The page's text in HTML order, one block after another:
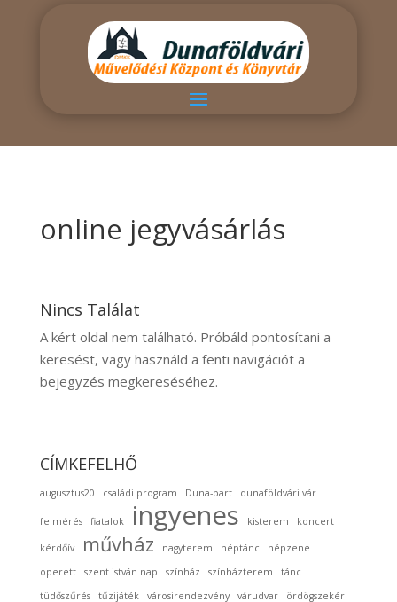
online jegyvásárlás
Nincs Találat
A kért oldal nem található. Próbáld pontosítani a
keresést, vagy használd a fenti navigációt a
bejegyzés megkereséséhez.
CÍMKEFELHŐ
augusztus20 családi program Duna-part dunaföldvári vár
felmérés fiatalok ingyenes kisterem koncert
kérdőív művház nagyterem néptánc
népzene
operett
szent istván nap színház színházterem
tánc
tüdőszűrés
tűzijáték városirendezvény várudvar ördögszekér